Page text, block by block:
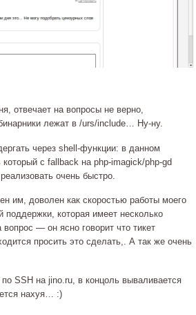
отвечает на вопросы не верно,
лежат в /urs/include… Ну‐ну.
через shell‐функции: в данном
который с fallback на php‐imagick/php‐gd
очень быстро.
им, доволен как скоростью работы моего
поддержки, которая имеет несколько
— он ясно говорит что тикет
просить это сделать,. А так же очень
SSH на jino.ru, в концоль вываливается
нахуя… :)